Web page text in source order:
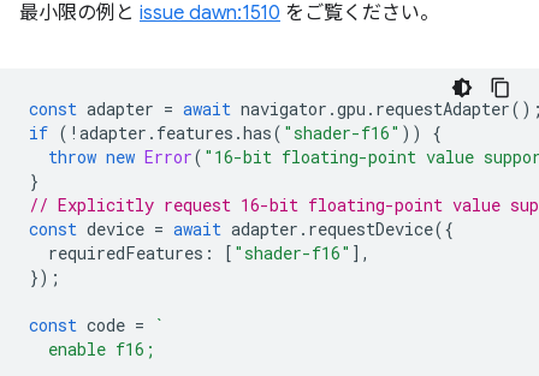
最小限の例と issue dawn:1510 をご覧ください。
const adapter = await navigator .gpu . requestAdapter
if ( ! adapter . features .has( "shader-f16" ))
{
throw new Error( "16-bit floating-point value
}
// Explicitly request 16-bit floating-point value
const device = await adapter . requestDevice({
requiredFeatures : [ "shader-f16" ],
});
const code =
`
  enable f16;